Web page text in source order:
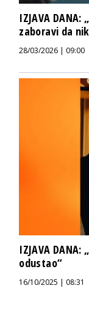
IZJAVA
zaboravi da
28/03/2026 | 09:00
IZJAVA
odustao“
16/10/2025 | 08:31